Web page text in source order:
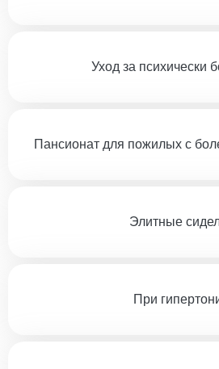
Уход за психически
Пансионат для пожилых с
Элитные
При